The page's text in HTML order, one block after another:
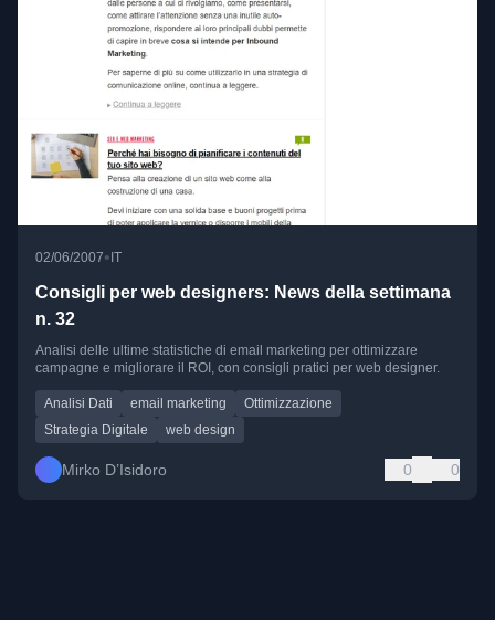
02/06/2007•IT
Consigli per web designers: News della settimana
n. 32
Analisi delle ultime statistiche di email marketing per ottimizzare
campagne e migliorare il ROI, con consigli pratici per web designer.
Analisi Dati email marketing
Ottimizzazione
Strategia Digitale
web design
Mirko D’Isidoro 0 0